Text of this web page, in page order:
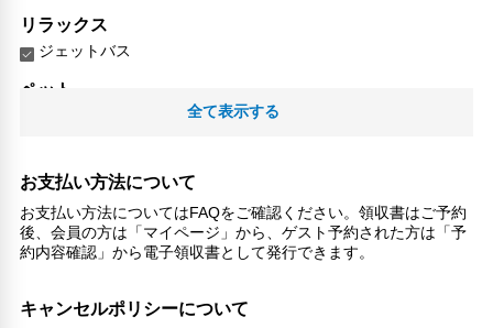
リラックス
ジェットバス
ペット
対応言語
英語
日本語
禁煙
全て表示する
お支払い方法について
お支払い方法についてはFAQをご確認ください。領収書はご予約
後、会員の方は「マイページ」から、ゲスト予約された方は「予
約内容確認」から電子領収書として発行できます。
キャンセルポリシーについて